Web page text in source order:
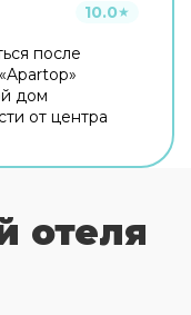
10.0★
после
дом
от центра
можно
Wi-Fi. Для
отеля